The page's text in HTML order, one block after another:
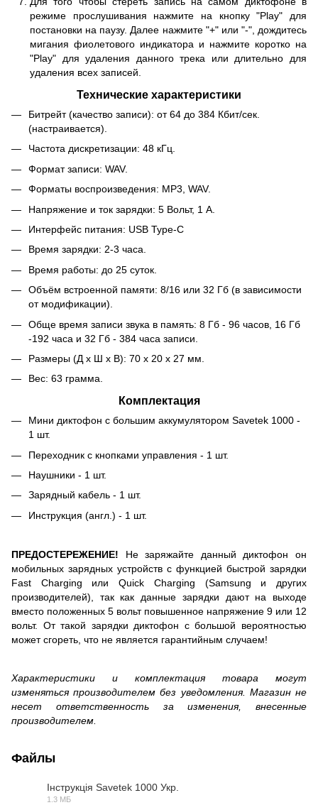
режиме прослушивания нажмите на кнопку "Play" для
постановки на паузу. Далее нажмите "+" или "-", дождитесь
мигания фиолетового индикатора и нажмите коротко на
"Play" для удаления данного трека или длительно для
удаления всех записей.
Технические характеристики
Битрейт (качество записи): от 64 до 384 Кбит/сек.
(настраивается).
Частота дискретизации: 48 кГц.
Формат записи: WAV.
Форматы воспроизведения: MP3, WAV.
Напряжение и ток зарядки: 5 Вольт, 1 А.
Интерфейс питания: USB Type-C
Время зарядки: 2-3 часа.
Время работы: до 25 суток.
Объём встроенной памяти: 8/16 или 32 Гб (в зависимости
от модификации).
Обще время записи звука в память: 8 Гб - 96 часов, 16 Гб
-192 часа и 32 Гб - 384 часа записи.
Размеры (Д х Ш х В): 70 х 20 х 27 мм.
Вес: 63 грамма.
Комплектация
Мини диктофон с большим аккумулятором Savetek 1000 -
1 шт.
Переходник с кнопками управления - 1 шт.
Наушники - 1 шт.
Зарядный кабель - 1 шт.
Инструкция (англ.) - 1 шт.
ПРЕДОСТЕРЕЖЕНИЕ! Не заряжайте данный диктофон он
мобильных зарядных устройств с функцией быстрой зарядки
Fast Charging или Quick Charging (Samsung и других
производителей), так как данные зарядки дают на выходе
вместо положенных 5 вольт повышенное напряжение 9 или 12
вольт. От такой зарядки диктофон с большой вероятностью
может сгореть, что не является гарантийным случаем!
Характеристики и комплектация товара могут
изменяться производителем без уведомления. Магазин не
несет ответственность за изменения, внесенные
производителем.
Файлы
Інструкція Savetek 1000 Укр.
1.3 МБ